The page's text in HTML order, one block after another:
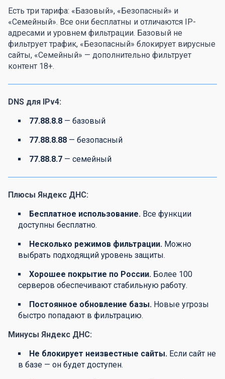
Есть три тарифа: «Базовый», «Безопасный» и
«Семейный». Все они бесплатны и отличаются IP-
адресами и уровнем фильтрации. Базовый не
фильтрует трафик, «Безопасный» блокирует вирусные
сайты, «Семейный» — дополнительно фильтрует
контент 18+.
DNS для IPv4:
77.88.8.8 — базовый
77.88.8.88 — безопасный
77.88.8.7 — семейный
Плюсы Яндекс ДНС:
Бесплатное использование. Все функции
доступны бесплатно.
Несколько режимов фильтрации. Можно
выбрать подходящий уровень защиты.
Хорошее покрытие по России. Более 100
серверов обеспечивают стабильную работу.
Постоянное обновление базы. Новые угрозы
быстро попадают в фильтрацию.
Минусы Яндекс ДНС:
Не блокирует неизвестные сайты. Если сайт не
в базе — он будет доступен.